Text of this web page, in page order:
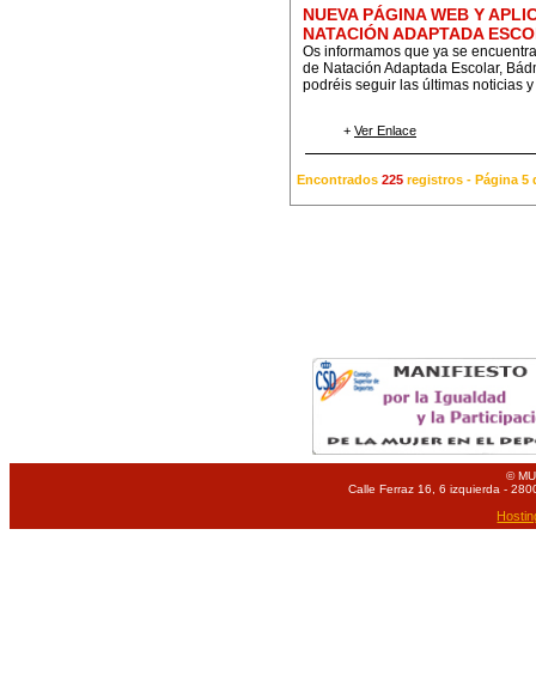
NUEVA PÁGINA WEB Y
NATACIÓN ADAPTADA
Os informamos que ya se
de Natación Adaptada Escolar,
podréis seguir las últimas noticias
+ Ver Enlace
Encontrados 225 registros - Página
©
Calle Ferraz 16, 6 izquierda -